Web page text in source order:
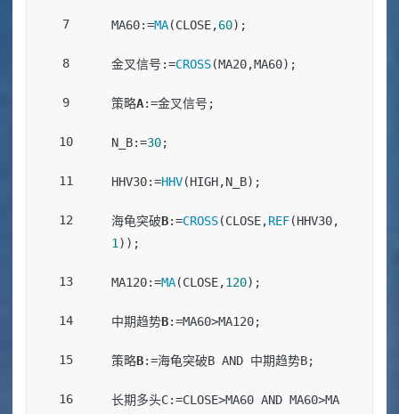
MA60:=MA(CLOSE,60);
金叉信号:=CROSS(MA20,MA60);
策略A:=金叉信号;
N_B:=30;
HHV30:=HHV(HIGH,N_B);
海龟突破B:=CROSS(CLOSE,REF(HHV30,
1 ));
MA120:=MA(CLOSE,120);
中期趋势B:=MA60>MA120;
策略B:=海龟突破B AND 中期趋势B;
长期多头C:=CLOSE>MA60 AND MA60>MA